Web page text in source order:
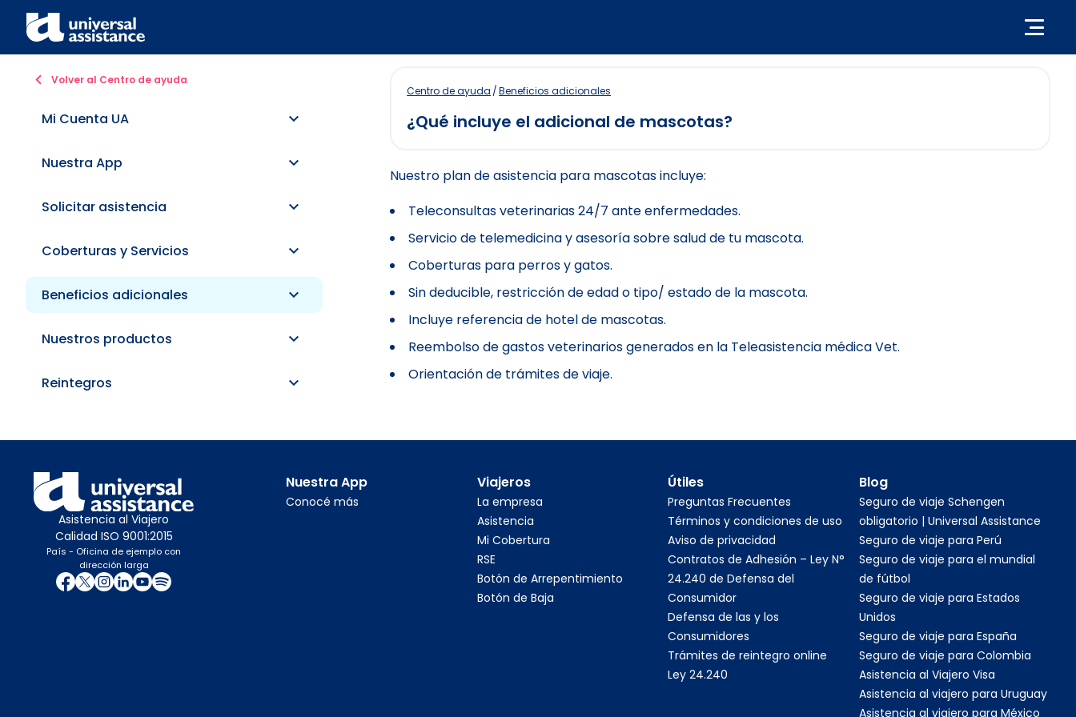
Volver al Centro de ayuda
Mi Cuenta UA
Nuestra App
Solicitar asistencia
Coberturas y Servicios
Beneficios adicionales
Nuestros productos
Reintegros
Centro de ayuda /Beneficios adicionales
¿Qué incluye el adicional de mascotas?
Nuestro plan de asistencia para mascotas incluye:
Teleconsultas veterinarias 24/7 ante enfermedades.
Servicio de telemedicina y asesoría sobre salud de tu mascota.
Coberturas para perros y gatos.
Sin deducible, restricción de edad o tipo/ estado de la mascota.
Incluye referencia de hotel de mascotas.
Reembolso de gastos veterinarios generados en la Teleasistencia médica Vet.
Orientación de trámites de viaje.
Asistencia al Viajero
Calidad ISO 9001:2015
País - Oficina de ejemplo con
dirección larga
Nuestra App
Conocé más
Viajeros
La empresa
Asistencia
Mi Cobertura
RSE
Botón de Arrepentimiento
Botón de Baja
Útiles
Preguntas Frecuentes
Términos y condiciones de uso
Aviso de privacidad
Contratos de Adhesión – Ley N°
24.240 de Defensa del
Consumidor
Defensa de las y los
Consumidores
Trámites de reintegro online
Ley 24.240
Blog
Seguro de viaje Schengen
obligatorio | Universal Assistance
Seguro de viaje para Perú
Seguro de viaje para el mundial
de fútbol
Seguro de viaje para Estados
Unidos
Seguro de viaje para España
Seguro de viaje para Colombia
Asistencia al Viajero Visa
Asistencia al viajero para Uruguay
Asistencia al viajero para México